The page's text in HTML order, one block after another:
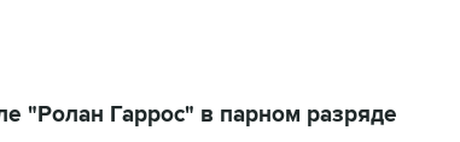
"Ролан Гаррос" в парном разряде